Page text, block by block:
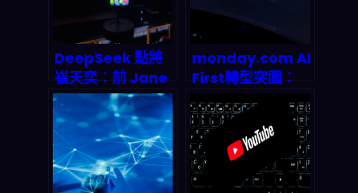
DeepSeek 點將
崔天奕：前 Jane
Street 量化老兵
執掌 Harness 團
隊，代理式 AI 正
在改寫金融市場的
底層邏輯
monday.com AI
First轉型突圍：
SaaS龍頭如何靠
39.2億營收碾壓市
場預期？